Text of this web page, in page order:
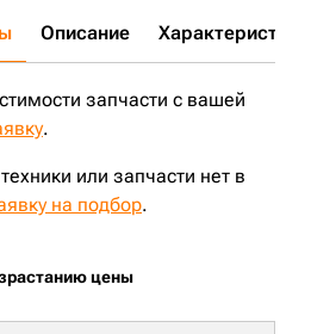
Описание Характеристики
запчасти с вашей
.
или запчасти нет в
на подбор.
цены